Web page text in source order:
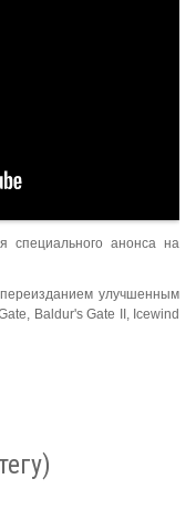
специального анонса на
улучшенным
Baldur's Gate II, Icewind